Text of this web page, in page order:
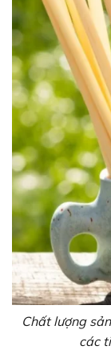
Chất lượng
các